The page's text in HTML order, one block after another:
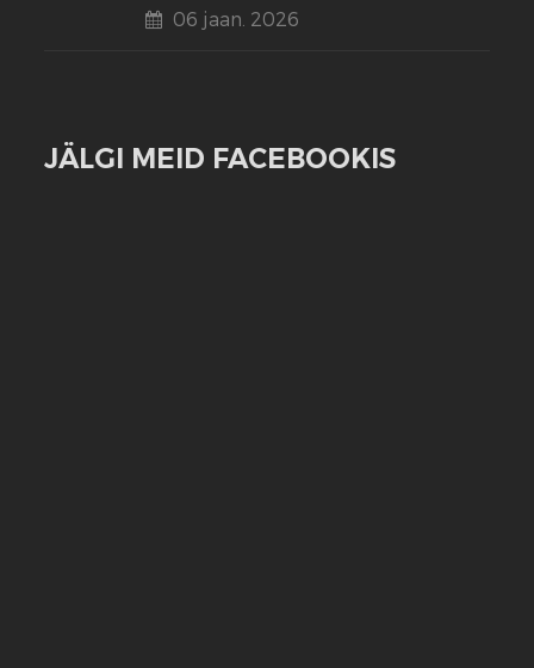
06 jaan. 2026
JÄLGI MEID FACEBOOKIS